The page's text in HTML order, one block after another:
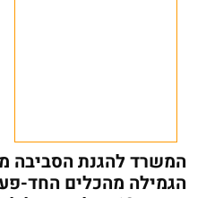
המשרד להגנת הסביבה
הגמילה מהכלים החד-